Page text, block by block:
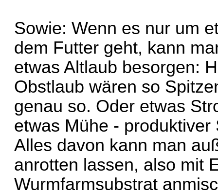
Sowie: Wenn es nur um
dem Futter geht, kann
etwas Altlaub besorgen:
Obstlaub wären so
genau so. Oder etwas
etwas Mühe -
Alles davon kann man
anrotten lassen, also mit
Wurmfarmsubstrat